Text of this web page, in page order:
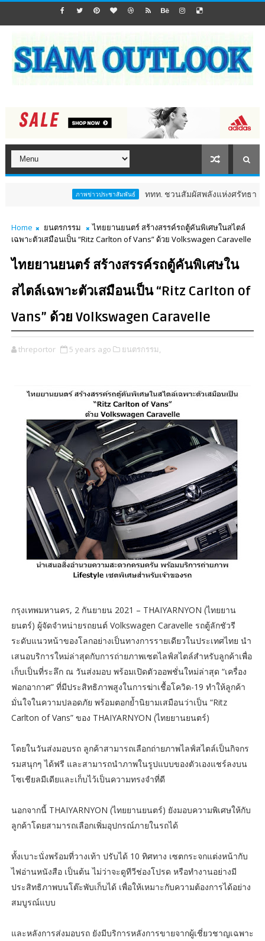
ภาพข่าวประชาสัมพันธ์ ททท. ชวนสัมผัสพลังแห่งศรัทธา ร่วมงาน "
Home ยนตรกรรม
ไทยยานยนตร์ สร้างสรรค์รถตู้คันพิเศษในสไตล์
เฉพาะตัวเสมือนเป็น “Ritz Carlton of Vans” ด้วย Volkswagen Caravelle
ไทยยานยนตร์ สร้างสรรค์รถตู้คันพิเศษใน
สไตล์เฉพาะตัวเสมือนเป็น “Ritz Carlton of
Vans” ด้วย Volkswagen Caravelle
threportor 5 years ago ยนตรกรรม,
กรุงเทพมหานคร, 2 กันยายน 2021 – THAIYARNYON (ไทยยาน
ยนตร์) ผู้จัดจำหน่ายรถยนต์ Volkswagen Caravelle รถตู้ลักชัวรี
ระดับแนวหน้าของโลกอย่างเป็นทางการรายเดียวในประเทศไทย นำ
เสนอบริการใหม่ล่าสุดกับการถ่ายภาพเซตไลฟ์สไตล์สำหรับลูกค้าเพื่อ
เก็บเป็นที่ระลึก ณ วันส่งมอบ พร้อมเปิดตัวออพชั่นใหม่ล่าสุด “เครื่อง
ฟอกอากาศ” ที่มีประสิทธิภาพสูงในการฆ่าเชื้อโควิด-19 ทำให้ลูกค้า
มั่นใจในความปลอดภัย พร้อมตอกย้ำนิยามเสมือนว่าเป็น “Ritz
Carlton of Vans” ของ THAIYARNYON (ไทยยานยนตร์)
โดยในวันส่งมอบรถ ลูกค้าสามารถเลือกถ่ายภาพไลฟ์สไตล์เป็นกิจกร
รมสนุกๆ ได้ฟรี และสามารถนำภาพในรูปแบบของตัวเองแชร์ลงบน
โซเชียลมีเดียและเก็บไว้เป็นความทรงจำที่ดี
นอกจากนี้ THAIYARNYON (ไทยยานยนตร์) ยังมอบความพิเศษให้กับ
ลูกค้าโดยสามารถเลือกเพิ่มอุปกรณ์ภายในรถได้
ทั้งเบาะนั่งพร้อมที่วางเท้า ปรับได้ 10 ทิศทาง เซตกระจกแต่งหน้ากับ
ไฟอ่านหนังสือ เป็นต้น ไม่ว่าจะดูทีวีช่องโปรด หรือทำงานอย่างมี
ประสิทธิภาพบนโต๊ะพับเก็บได้ เพื่อให้เหมาะกับความต้องการได้อย่าง
สมบูรณ์แบบ
และหลังการส่งมอบรถ ยังมีบริการหลังการขายจากผู้เชี่ยวชาญเฉพาะ